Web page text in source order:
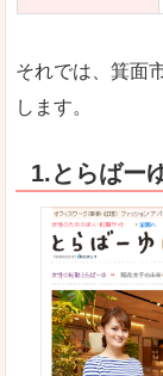
それでは、箕面
します。
1.とらばー